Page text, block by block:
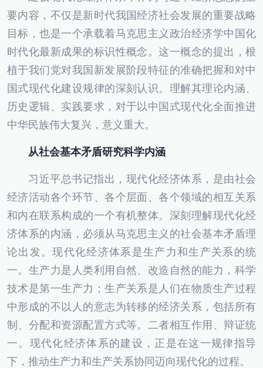
要内容，不仅是新时代我国经济社会发展的重要战略
目标，也是一个承载着马克思主义政治经济学中国化
时代化最新成果的标识性概念。这一概念的提出，根
植于我们党对我国新发展阶段特征的准确把握和对中
国式现代化建设规律的深刻认识。理解其理论内涵、
历史逻辑、实践要求，对于以中国式现代化全面推进
中华民族伟大复兴，意义重大。
从社会基本矛盾研究科学内涵
习近平总书记指出，现代化经济体系，是由社会
经济活动各个环节、各个层面、各个领域的相互关系
和内在联系构成的一个有机整体。深刻理解现代化经
济体系的内涵，必须从马克思主义的社会基本矛盾理
论出发。现代化经济体系是生产力和生产关系的统
一。生产力是人类利用自然、改造自然的能力，科学
技术是第一生产力；生产关系是人们在物质生产过程
中形成的不以人的意志为转移的经济关系，包括所有
制、分配和资源配置方式等。二者相互作用、辩证统
一。现代化经济体系的建设，正是在这一规律指导
下，推动生产力和生产关系协同迈向现代化的过程。